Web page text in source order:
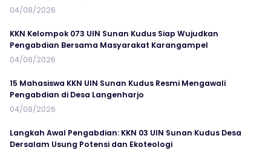
04/08/2026
KKN Kelompok 073 UIN Sunan Kudus Siap Wujudkan
Pengabdian Bersama Masyarakat Karangampel
04/08/2026
15 Mahasiswa KKN UIN Sunan Kudus Resmi Mengawali
Pengabdian di Desa Langenharjo
04/08/2026
Langkah Awal Pengabdian: KKN 03 UIN Sunan Kudus Desa
Dersalam Usung Potensi dan Ekoteologi